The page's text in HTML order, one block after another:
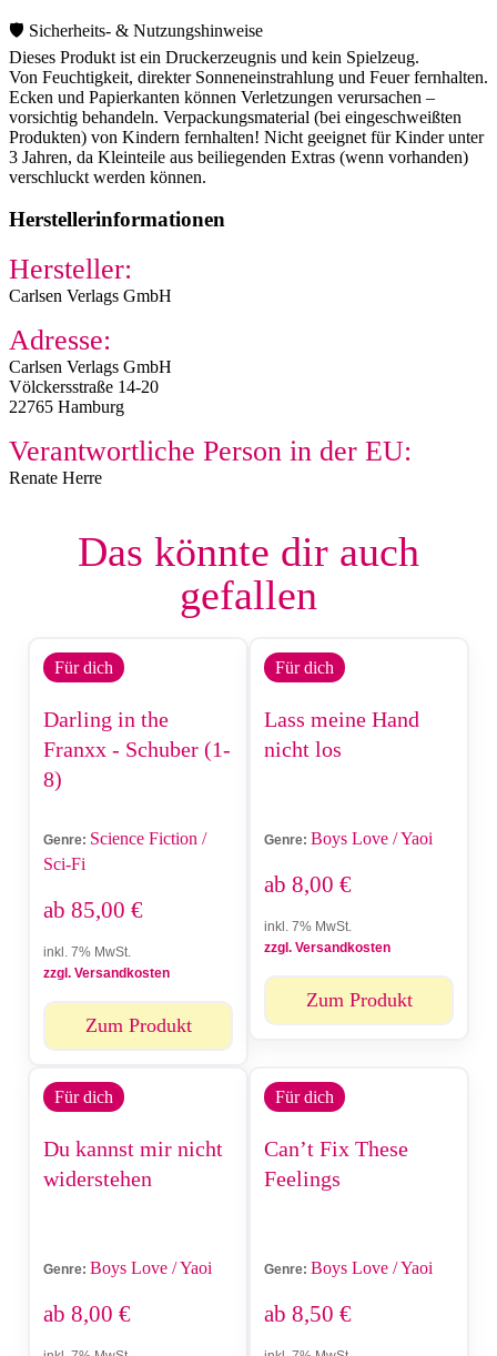
🛡️ Sicherheits- & Nutzungshinweise
Dieses Produkt ist ein Druckerzeugnis und kein Spielzeug.
Von Feuchtigkeit, direkter Sonneneinstrahlung und Feuer fernhalten.
Ecken und Papierkanten können Verletzungen verursachen –
vorsichtig behandeln. Verpackungsmaterial (bei eingeschweißten
Produkten) von Kindern fernhalten! Nicht geeignet für Kinder unter
3 Jahren, da Kleinteile aus beiliegenden Extras (wenn vorhanden)
verschluckt werden können.
Herstellerinformationen
Hersteller:
Carlsen Verlags GmbH
Adresse:
Carlsen Verlags GmbH
Völckersstraße 14-20
22765 Hamburg
Verantwortliche Person in der EU:
Renate Herre
Das könnte dir auch
gefallen
Für dich
Darling in the
Franxx - Schuber (1-
8)
Genre: Science Fiction /
Sci-Fi
ab 85,00 €
inkl. 7% MwSt.
zzgl. Versandkosten
Zum Produkt
Für dich
Lass meine Hand
nicht los
Genre: Boys Love / Yaoi
ab 8,00 €
inkl. 7% MwSt.
zzgl. Versandkosten
Zum Produkt
Für dich
Du kannst mir nicht
widerstehen
Genre: Boys Love / Yaoi
ab 8,00 €
Für dich
Can’t Fix These
Feelings
Genre: Boys Love / Yaoi
ab 8,50 €